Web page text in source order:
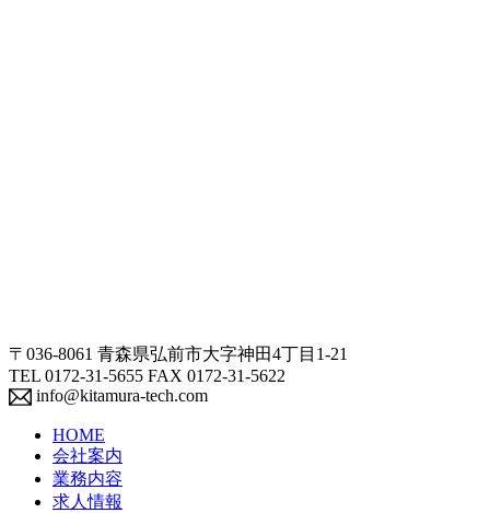
〒036-8061 青森県弘前市大字神田4丁目1-21
TEL 0172-31-5655 FAX 0172-31-5622
info@kitamura-tech.com
HOME
会社案内
業務内容
求人情報